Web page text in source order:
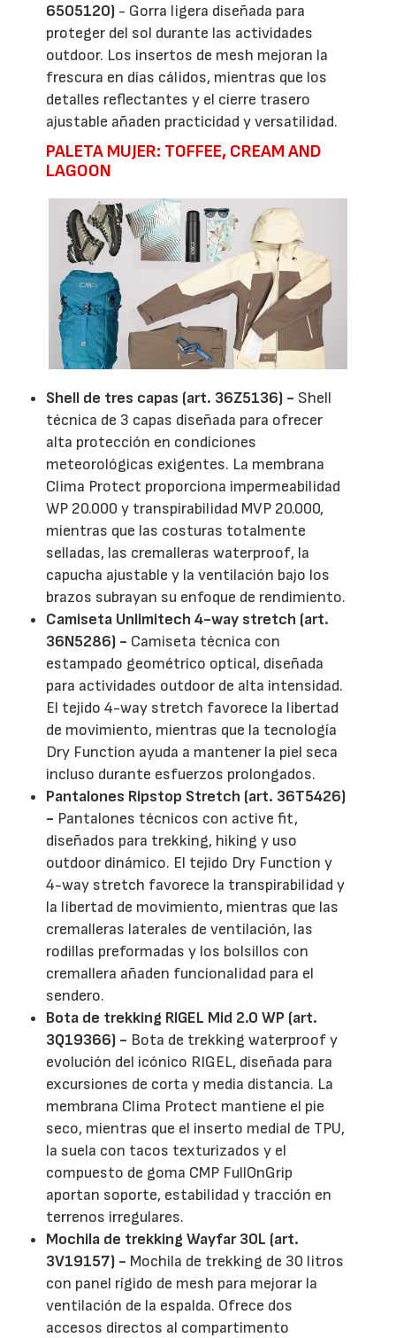
6505120) - Gorra ligera diseñada para
proteger del sol durante las actividades
outdoor. Los insertos de mesh mejoran la
frescura en días cálidos, mientras que los
detalles reflectantes y el cierre trasero
ajustable añaden practicidad y versatilidad.
PALETA MUJER: TOFFEE, CREAM AND
LAGOON
Shell de tres capas (art. 36Z5136) - Shell
técnica de 3 capas diseñada para ofrecer
alta protección en condiciones
meteorológicas exigentes. La membrana
Clima Protect proporciona impermeabilidad
WP 20.000 y transpirabilidad MVP 20.000,
mientras que las costuras totalmente
selladas, las cremalleras waterproof, la
capucha ajustable y la ventilación bajo los
brazos subrayan su enfoque de rendimiento.
Camiseta Unlimitech 4-way stretch (art.
36N5286) - Camiseta técnica con
estampado geométrico optical, diseñada
para actividades outdoor de alta intensidad.
El tejido 4-way stretch favorece la libertad
de movimiento, mientras que la tecnología
Dry Function ayuda a mantener la piel seca
incluso durante esfuerzos prolongados.
Pantalones Ripstop Stretch (art. 36T5426)
- Pantalones técnicos con active fit,
diseñados para trekking, hiking y uso
outdoor dinámico. El tejido Dry Function y
4-way stretch favorece la transpirabilidad y
la libertad de movimiento, mientras que las
cremalleras laterales de ventilación, las
rodillas preformadas y los bolsillos con
cremallera añaden funcionalidad para el
sendero.
Bota de trekking RIGEL Mid 2.0 WP (art.
3Q19366) - Bota de trekking waterproof y
evolución del icónico RIGEL, diseñada para
excursiones de corta y media distancia. La
membrana Clima Protect mantiene el pie
seco, mientras que el inserto medial de TPU,
la suela con tacos texturizados y el
compuesto de goma CMP FullOnGrip
aportan soporte, estabilidad y tracción en
terrenos irregulares.
Mochila de trekking Wayfar 30L (art.
3V19157) - Mochila de trekking de 30 litros
con panel rígido de mesh para mejorar la
ventilación de la espalda. Ofrece dos
accesos directos al compartimento